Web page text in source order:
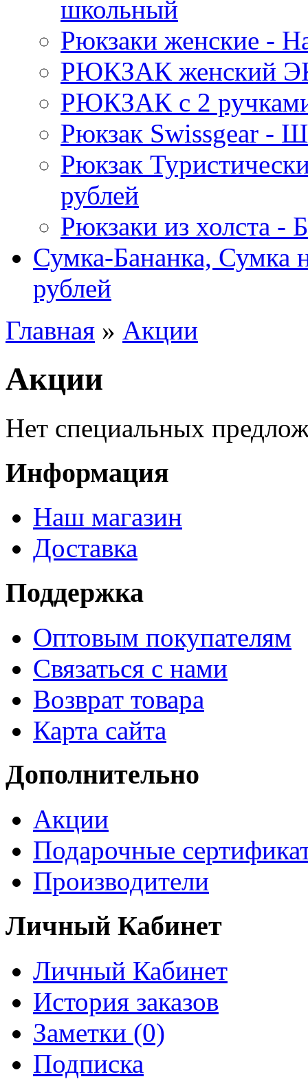
школьный
Рюкзаки женские -
РЮКЗАК женский
РЮКЗАК c 2 ручками
Рюкзак Swissgear
Рюкзак
рублей
Рюкзаки из холста
Сумка-Бананка, Сумка
рублей
Главная » Акции
Акции
Нет специальных
Информация
Наш магазин
Доставка
Поддержка
Оптовым покупателям
Связаться с нами
Возврат товара
Карта сайта
Дополнительно
Акции
Подарочные
Производители
Личный Кабинет
Личный Кабинет
История заказов
Заметки (0)
Подписка